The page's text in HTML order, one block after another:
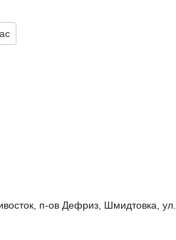
п-ов Дефриз, Шмидтовка, ул.